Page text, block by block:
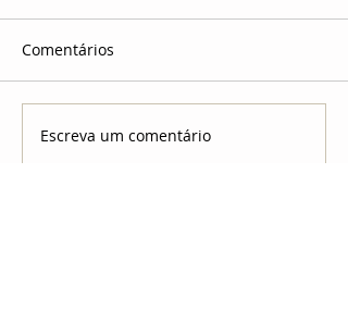
Comentários
Escreva um comentário